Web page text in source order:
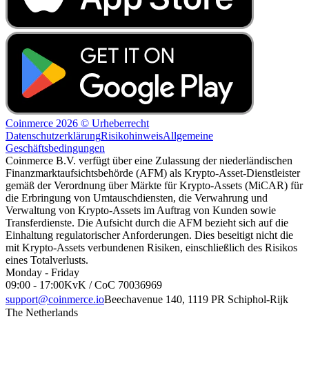
Coinmerce 2026 © Urheberrecht
DatenschutzerklärungRisikohinweisAllgemeine
Geschäftsbedingungen
Coinmerce B.V. verfügt über eine Zulassung der niederländischen
Finanzmarktaufsichtsbehörde (AFM) als Krypto-Asset-Dienstleister
gemäß der Verordnung über Märkte für Krypto-Assets (MiCAR) für
die Erbringung von Umtauschdiensten, die Verwahrung und
Verwaltung von Krypto-Assets im Auftrag von Kunden sowie
Transferdienste. Die Aufsicht durch die AFM bezieht sich auf die
Einhaltung regulatorischer Anforderungen. Dies beseitigt nicht die
mit Krypto-Assets verbundenen Risiken, einschließlich des Risikos
eines Totalverlusts.
Monday - Friday
09:00 - 17:00KvK / CoC 70036969
support@coinmerce.ioBeechavenue 140, 1119 PR Schiphol-Rijk
The Netherlands